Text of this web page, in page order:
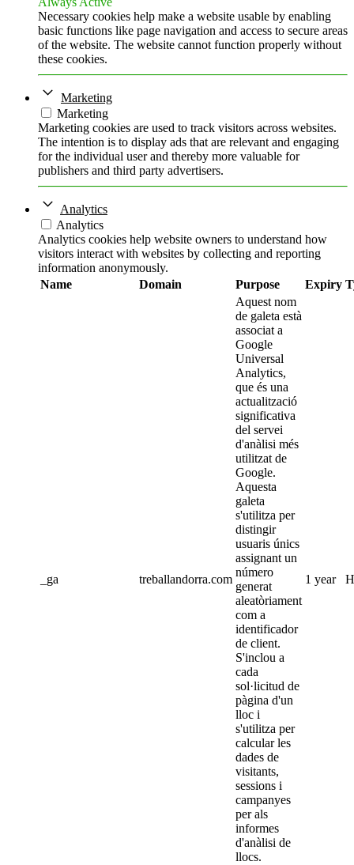
Necessary cookies help make a website usable by enabling
basic functions like page navigation and access to secure areas
of the website. The website cannot function properly without
these cookies.
Marketing
Marketing
Marketing cookies are used to track visitors across websites.
The intention is to display ads that are relevant and engaging
for the individual user and thereby more valuable for
publishers and third party advertisers.
Analytics
Analytics
Analytics cookies help website owners to understand how
visitors interact with websites by collecting and reporting
information anonymously.
Name
Domain Purpose Expiry
_ga treballandorra.com
Aquest nom
de galeta està
associat a
Google
Universal
Analytics,
que és una
actualització
significativa
del servei
d'anàlisi més
utilitzat de
Google.
Aquesta
galeta
s'utilitza per
distingir
usuaris únics
assignant un
número
generat
aleatòriament
com a
identificador
de client.
S'inclou a
cada
sol·licitud de
pàgina d'un
lloc i
s'utilitza per
calcular les
dades de
visitants,
sessions i
campanyes
per als
informes
d'anàlisi de
llocs.
1 year